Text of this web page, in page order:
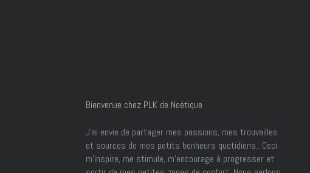
Bienvenue chez PLK de Noétique
J’ai envie de partager mes passions, mes trouvailles
et sources de mes petits bonheurs quotidiens.. Ceci
m'inspire, me stimule, m'encourage à progresser et